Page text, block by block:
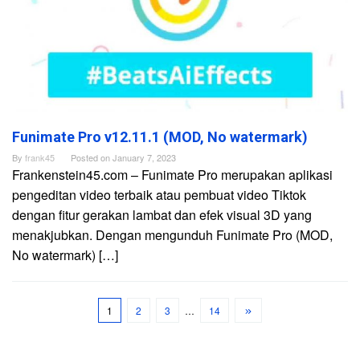
Funimate Pro v12.11.1 (MOD, No watermark)
By frank45 Posted onJanuary 7, 2023
Frankenstein45.com – Funimate Pro merupakan aplikasi
pengeditan video terbaik atau pembuat video Tiktok
dengan fitur gerakan lambat dan efek visual 3D yang
menakjubkan. Dengan mengunduh Funimate Pro (MOD,
No watermark) […]
1 2 3 … 14